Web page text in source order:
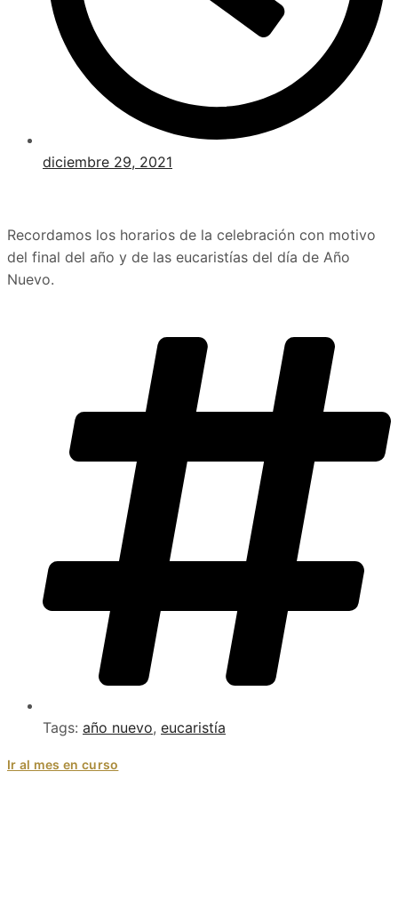
diciembre 29, 2021
Recordamos los horarios de la celebración con motivo
del final del año y de las eucaristías del día de Año
Nuevo.
Tags: año nuevo, eucaristía
Ir al mes en curso